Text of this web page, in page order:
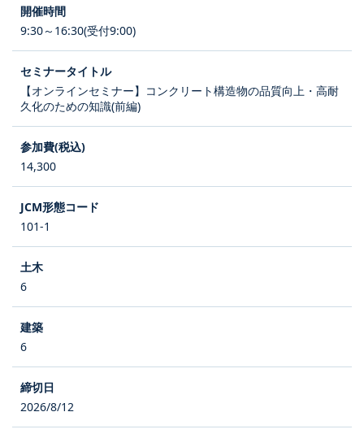
9:30～16:30(受付9:00)
【オンラインセミナー】コンクリート構造物の品質向上・高耐
久化のための知識(前編)
14,300
101-1
6
6
2026/8/12